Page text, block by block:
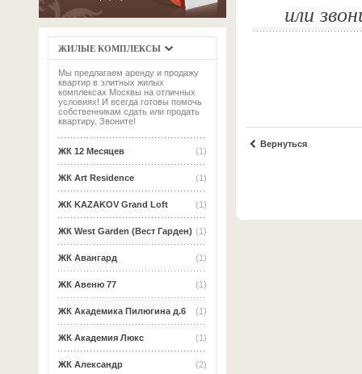
ЖИЛЫЕ КОМПЛЕКСЫ
Мы предлагаем аренду и продажу
квартир в элитных жилых
комплексах Москвы на отличных
условиях! И всегда готовы помочь
собственникам сдать или продать
квартиру. Звоните!
(1)
ЖК 12 Месяцев
(1)
ЖК Art Residence
(1)
ЖК KAZAKOV Grand Loft
(1)
ЖК West Garden (Вест Гарден)
(1)
ЖК Авангард
(1)
ЖК Авеню 77
(1)
ЖК Академика Пилюгина д.6
(1)
ЖК Академия Люкс
(2)
ЖК Александр
или
Вернуться